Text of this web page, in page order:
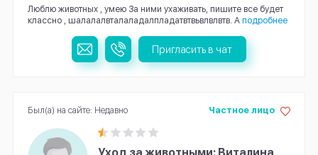
Люблю животных , умею За ними ухаживать, пишите все будет
классно , шалалалвталаладалпладатвтвьвлвлвтв. А подробнее
Пригласить в чат
Частное лицо
Был(а) на сайте: Недавно